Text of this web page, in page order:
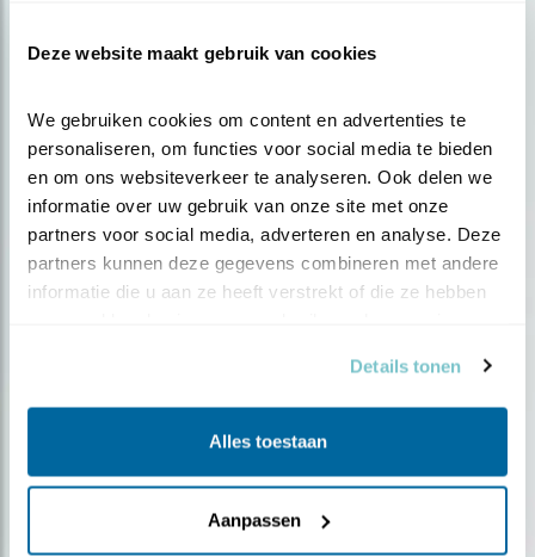
Deze website maakt gebruik van cookies
We gebruiken cookies om content en advertenties te
personaliseren, om functies voor social media te bieden
en om ons websiteverkeer te analyseren. Ook delen we
informatie over uw gebruik van onze site met onze
partners voor social media, adverteren en analyse. Deze
partners kunnen deze gegevens combineren met andere
informatie die u aan ze heeft verstrekt of die ze hebben
Details tonen
Alles toestaan
Aanpassen
Ontvang 5 x Vogels voor € 36,00 per jaar
Vogels is het tijdschrift voor onze leden, met